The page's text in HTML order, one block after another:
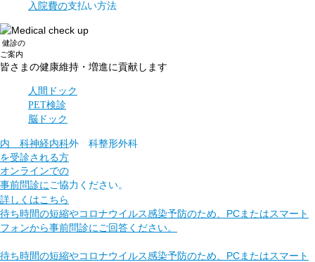
入院費の支払い方法
健診の
ご案内
皆さまの健康維持・ 増進に貢献します
人間ドック
PET検診
脳ドック
内 科神経内科外 科整形外科
を受診される方
オンラインでの
事前問診にご協力ください。
詳しくはこちら
待ち時間の短縮やコロナウイルス感染予防のため、PCまたはスマート
フォンから事前問診に ご回答ください。
待ち時間の短縮やコロナウイルス感染予防のため、PCまたはスマート